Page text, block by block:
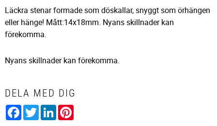
Läckra stenar formade som döskallar, snyggt som örhängen
eller hänge! Mått:14x18mm. Nyans skillnader kan
förekomma.
Nyans skillnader kan förekomma.
DELA MED DIG
Facebook
TwitterLinkedIn